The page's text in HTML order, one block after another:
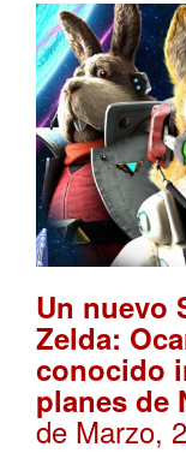
Un nuevo
Zelda:
conocido
planes de
de Marzo,